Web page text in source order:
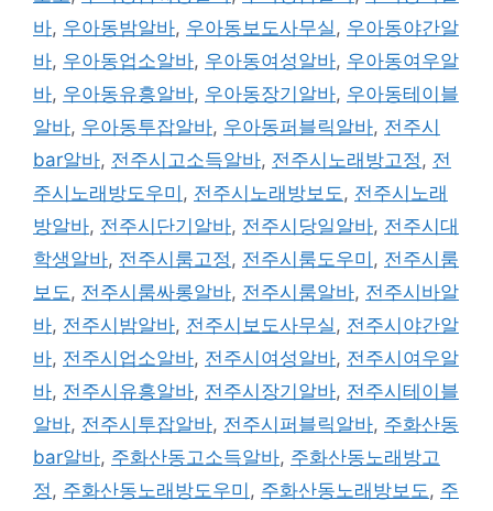
바, 우아동밤알바, 우아동보도사무실, 우아동야간알
바, 우아동업소알바, 우아동여성알바, 우아동여우알
바, 우아동유흥알바, 우아동장기알바, 우아동테이블
알바, 우아동투잡알바, 우아동퍼블릭알바, 전주시
bar알바, 전주시고소득알바, 전주시노래방고정, 전
주시노래방도우미 , 전주시노래방보도, 전주시노래
방알바, 전주시단기알바, 전주시당일알바, 전주시대
학생알바, 전주시룸고정, 전주시룸도우미 , 전주시룸
보도, 전주시룸싸롱알바, 전주시룸알바, 전주시바알
바, 전주시밤알바, 전주시보도사무실, 전주시야간알
바, 전주시업소알바, 전주시여성알바, 전주시여우알
바, 전주시유흥알바, 전주시장기알바, 전주시테이블
알바, 전주시투잡알바, 전주시퍼블릭알바, 주화산동
bar알바, 주화산동고소득알바, 주화산동노래방고
정, 주화산동노래방도우미 , 주화산동노래방보도, 주